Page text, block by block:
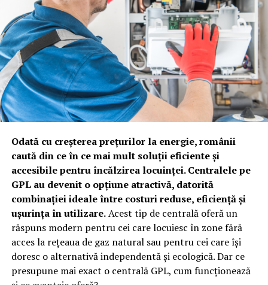
Odată cu creșterea prețurilor la energie, românii
caută din ce în ce mai mult soluții eficiente și
accesibile pentru încălzirea locuinței. Centralele pe
GPL au devenit o opțiune atractivă, datorită
combinației ideale între costuri reduse, eficiență și
ușurința în utilizare.Acest tip de centrală oferă un
răspuns modern pentru cei care locuiesc în zone fără
acces la rețeaua de gaz natural sau pentru cei care își
doresc o alternativă independentă și ecologică. Dar ce
presupune mai exact o centrală GPL, cum funcționează